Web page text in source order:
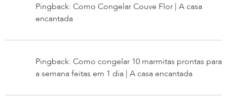
Pingback: Como Congelar Couve Flor | A casa
encantada
Pingback: Como congelar 10 marmitas prontas para
a semana feitas em 1 dia | A casa encantada